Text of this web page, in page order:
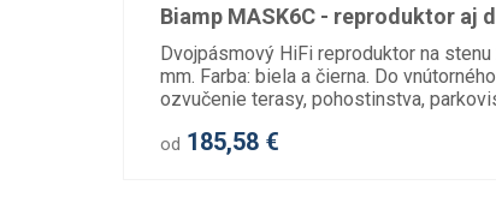
Biamp MASK6C - reproduktor aj
Dvojpásmový HiFi reproduktor na
mm. Farba: biela a čierna. Do
ozvučenie terasy, pohostinstva,
od 185,58 €